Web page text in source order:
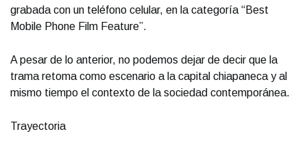
grabada con un teléfono celular, en la categoría “Best
Mobile Phone Film Feature”.
A pesar de lo anterior, no podemos dejar de decir que la
trama retoma como escenario a la capital chiapaneca y al
mismo tiempo el contexto de la sociedad contemporánea.
Trayectoria